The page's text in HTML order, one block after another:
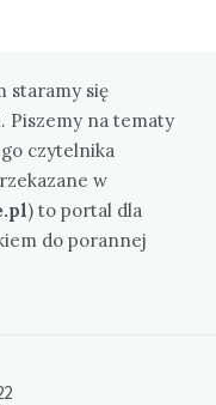
staramy się
Piszemy na tematy
czytelnika
w
) to portal dla
do porannej